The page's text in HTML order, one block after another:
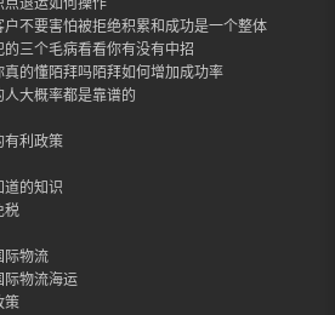
不要害怕被拒绝积累和成功是一个整体
三个毛病看看你有没有中招
的懂陌拜吗陌拜如何增加成功率
大概率都是靠谱的
有利政策
道的知识
税
际物流
际物流海运
策